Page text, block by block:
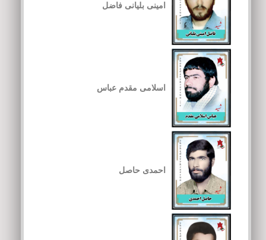
امینی بلیانی فاضل
اسلامی مقدم عباس
احمدی حاصل